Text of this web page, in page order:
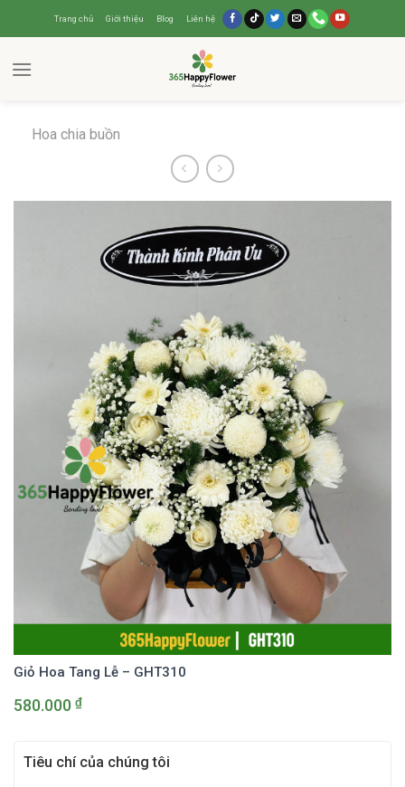
Trang chủ Giới thiệu Blog Liên hệ
Hoa chia buồn
Giỏ Hoa Tang Lễ – GHT310
580.000 ₫
Tiêu chí của chúng tôi